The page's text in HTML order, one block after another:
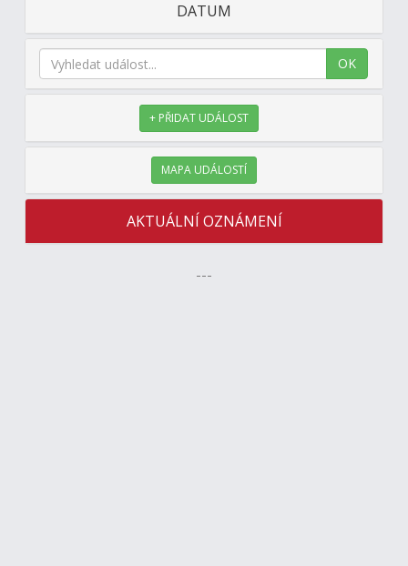
DATUM
OK
+ PŘIDAT UDÁLOST
MAPA UDÁLOSTÍ
AKTUÁLNÍ OZNÁMENÍ
---